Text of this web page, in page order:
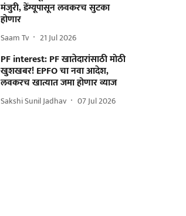
मंजुरी, डेंग्यूपासून लवकरच सुटका
होणार
Saam Tv 21 Jul 2026
PF interest: PF खातेदारांसाठी मोठी
खुशखबर! EPFO चा नवा आदेश,
लवकरच खात्यात जमा होणार व्याज
Sakshi Sunil Jadhav 07 Jul 2026